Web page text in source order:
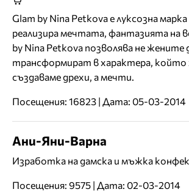
Glam by Nina Petkova е луксозна
реализира мечтата, фантазията на
by Nina Petkova позволява не жените
трансформират в характера, който
създаваме дрехи, а мечти.
Посещения: 16823 | Дата: 05-03-2014
Ани-Яни-Варна
Изработка на дамска и мъжка
Посещения: 9575 | Дата: 02-03-2014